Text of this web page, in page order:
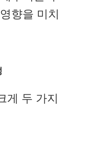
향을 미치
게 두 가지